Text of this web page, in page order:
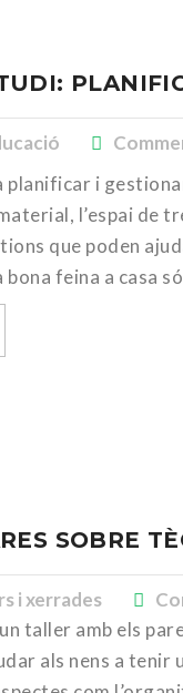
planificar i
l’espai de
que poden
feina a casa
SOBRE
i xerrades
taller amb els
als nens a tenir